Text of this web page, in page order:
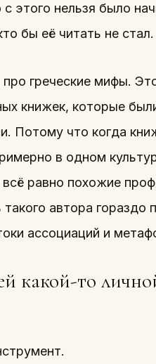
этого нельзя было
бы её читать не стал.
греческие мифы.
книжек, которые
Потому что когда
в одном
равно похожие
автора гораздо
ассоциаций и
какой-то